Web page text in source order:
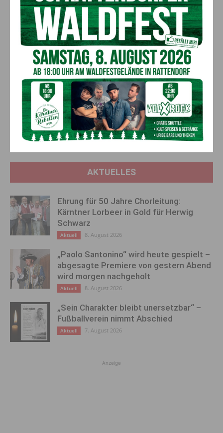
Sozialreferentin. Die Antragsfrist endet am 28. April 2023.
Prettner versichert: „Anders als der Energiebonus des Bundes
wird der Kärntner Energiebonus automatisch mit der
Bewilligung des Heizkostenzuschusses ausbezahlt. Es ist
dafür kein zusätzlicher Antrag erforderlich. Wir gehen in
Kärnten einen Auszahlungsweg, der so einfach und
unkompliziert wie möglich ist.“
Vorheriger Artikel
Billiger tanken im Nachbarland:
Viele Kärntner pendeln für
Sprit nach Slowenien
Nächster Artikel
Der Nachwuchs des Dellacher
Sportvereins wurde neu
eingekleidet!
AKTUELLES
Ehrung für 50 Jahre Chorleitung:
Kärntner Lorbeer in Gold für Herwig
Schwarz
Aktuell 8. August 2026
„Paolo Santonino“ wird heute gespielt –
abgesagte Premiere von gestern Abend
wird morgen nachgeholt
Aktuell 8. August 2026
„Sein Charakter bleibt unersetzbar“ –
Fußballverein nimmt Abschied
Aktuell 7. August 2026
Anzeige